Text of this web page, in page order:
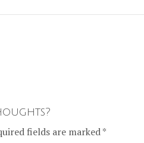
fields are marked *